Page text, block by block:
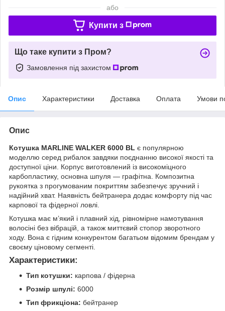
або
Купити з
Що таке купити з Пром?
Замовлення під захистом
Опис Характеристики Доставка Оплата Умови
Опис
Котушка MARLINE WALKER 6000 BL є популярною
моделлю серед рибалок завдяки поєднанню високої якості та
доступної ціни. Корпус виготовлений із високоміцного
карбопластику, основна шпуля — графітна. Композитна
рукоятка з прогумованим покриттям забезпечує зручний і
надійний хват. Наявність бейтранера додає комфорту під час
карпової та фідерної ловлі.
Котушка має м’який і плавний хід, рівномірне намотування
волосіні без вібрацій, а також миттєвий стопор зворотного
ходу. Вона є гідним конкурентом багатьом відомим брендам у
своєму ціновому сегменті.
Характеристики:
Тип котушки: карпова / фідерна
Розмір шпулі: 6000
Тип фрикціона: бейтранер